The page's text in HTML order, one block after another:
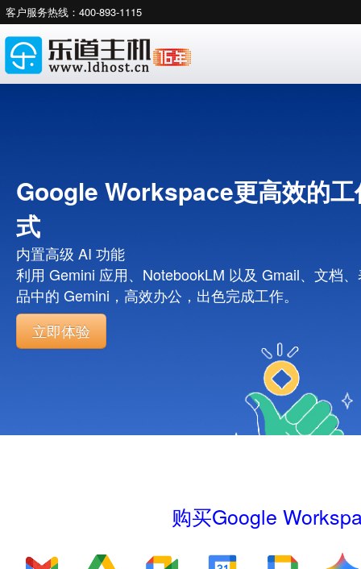
客户服务热线：400-893-1115
Google Workspace更高效的工
式
内置高级 AI 功能
利用 Gemini 应用、NotebookLM 以及 Gmail、文档
品中的 Gemini，高效办公，出色完成工作。
立即体验
购买Google